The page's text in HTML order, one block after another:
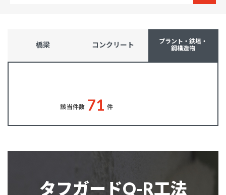
橋梁 コンクリート
プラント・鉄塔・
鋼構造物
該当件数 71 件
タフガードQ-R工法